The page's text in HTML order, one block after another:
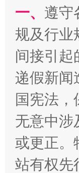
习近平
一、 遵守
规及行业
间接引起
递假新闻
国宪法
无意中涉
或更正。
站有权先